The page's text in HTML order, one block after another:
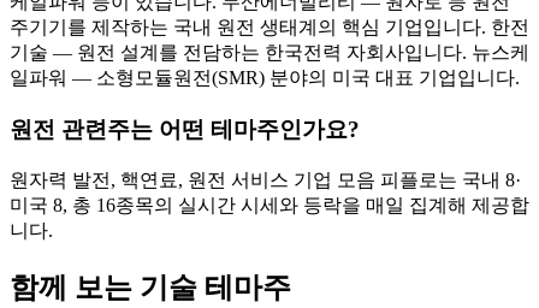
주기기를 제작하는 국내 원전 생태계의 핵심 기업입니다. 한전
기술 — 원전 설계를 전담하는 한국전력 자회사입니다. 뉴스케
일파워 — 소형모듈원전(SMR) 분야의 미국 대표 기업입니다.
원전 관련주는 어떤 테마주인가요?
원자력 발전, 핵연료, 원전 서비스 기업 모음 피플로는 국내 8·
미국 8, 총 16종목의 실시간 시세와 등락을 매일 집계해 제공합
니다.
함께 보는 기술 테마주